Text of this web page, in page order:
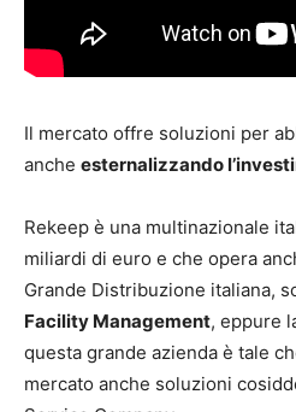
Il mercato offre soluzioni per
anche esternalizzando
Rekeep è una multinazionale
miliardi di euro e che opera
Grande Distribuzione italiana,
Facility Management, eppure
questa grande azienda è tale
mercato anche soluzioni